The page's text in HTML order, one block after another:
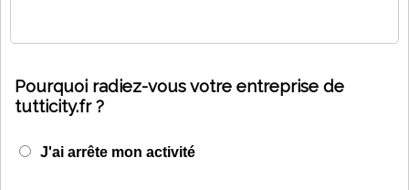
Pourquoi radiez-vous votre entreprise de
tutticity.fr ?
J'ai arrête mon activité